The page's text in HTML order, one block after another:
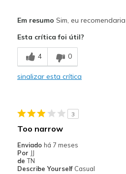
Comfortable
Stylish
View On Shoes
Em resumo Sim, eu
Esta crítica foi útil?
4 0
sinalizar esta crítica
3
Too narrow
Enviado há 7 meses
Por JJ
de TN
Describe Yourself Casual